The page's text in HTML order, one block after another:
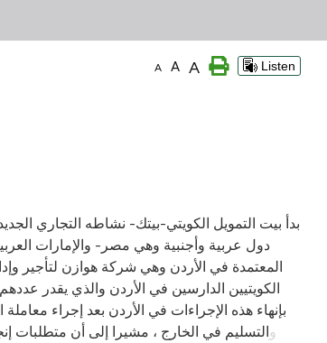
A A A Listen
بدأ بيت التمويل الكويتي-بيتك- نشاطه التجاري
دول عربية وأجنبية وهي مصر- والإمارات
المعتمدة في الأردن وهي شركة هوازن لتأجير
بإنهاء هذه الإجراءات في الأردن بعد إجراء
والتسليم في الخارج ، مشيرا إلى أن متطلبات